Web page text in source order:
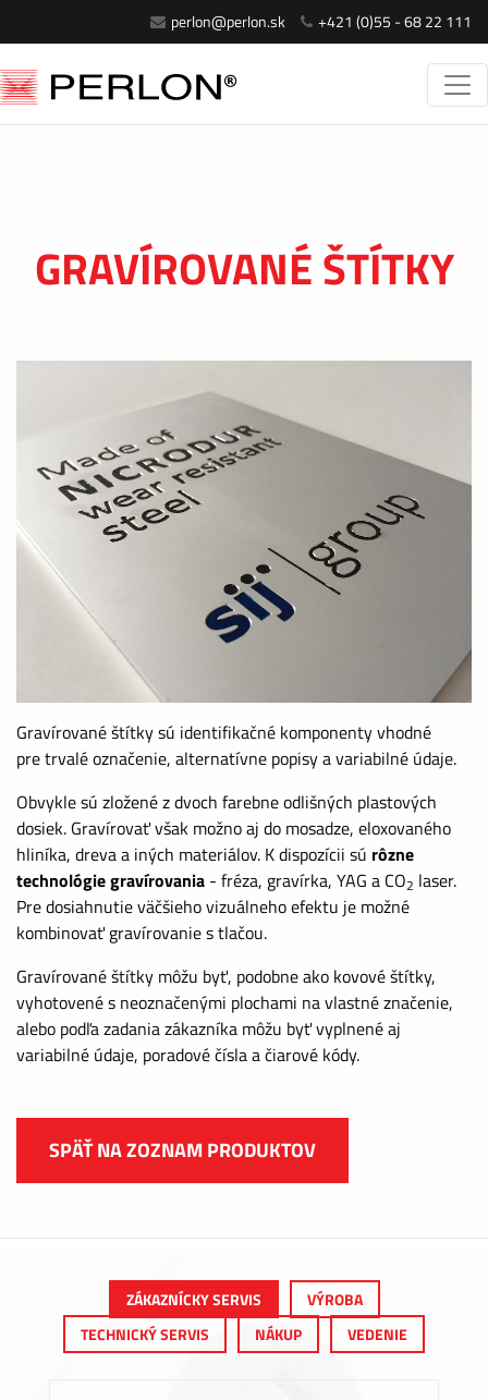
perlon@perlon.sk +421 (0)55 - 68 22 111
GRAVÍROVANÉ ŠTÍTKY
Gravírované štítky sú identifikačné komponenty vhodné
pre trvalé označenie, alternatívne popisy a variabilné údaje.
Obvykle sú zložené z dvoch farebne odlišných plastových
dosiek. Gravírovať však možno aj do mosadze, eloxovaného
hliníka, dreva a iných materiálov. K dispozícii sú rôzne
technológie gravírovania - fréza, gravírka, YAG a CO2 laser.
Pre dosiahnutie väčšieho vizuálneho efektu je možné
kombinovať gravírovanie s tlačou.
Gravírované štítky môžu byť, podobne ako kovové štítky,
vyhotovené s neoznačenými plochami na vlastné značenie,
alebo podľa zadania zákazníka môžu byť vyplnené aj
variabilné údaje, poradové čísla a čiarové kódy.
SPÄŤ NA ZOZNAM PRODUKTOV
ZÁKAZNÍCKY SERVIS
VÝROBA
TECHNICKÝ SERVIS
NÁKUP VEDENIE